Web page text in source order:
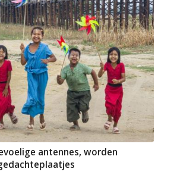
antennes, worden